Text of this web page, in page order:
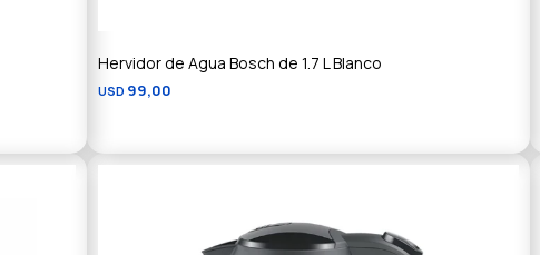
Hervidor de Agua Bosch de 1.7 L Blanco
USD 99,00